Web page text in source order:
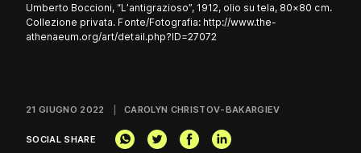
Umberto Boccioni, “L’antigrazioso”, 1912, olio su tela, 80×80 cm.
Collezione privata. Fonte/Fotografia: http://www.the-
athenaeum.org/art/detail.php?ID=27072
21 GIUGNO 2022 CAROLYN CHRISTOV-BAKARGIEV
SOCIAL SHARE